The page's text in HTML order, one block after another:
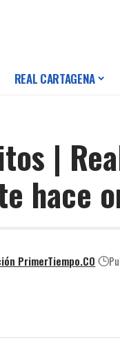
REAL CARTAGENA
|
hace
PrimerTiempo.CO